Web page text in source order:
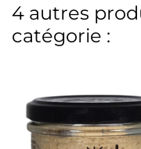
4 autres
catégorie :